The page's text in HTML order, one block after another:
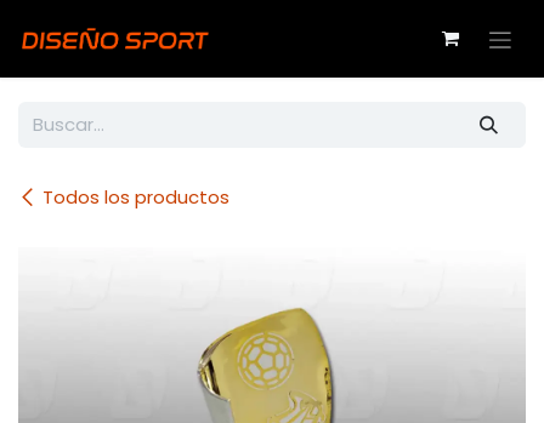
Todos los productos